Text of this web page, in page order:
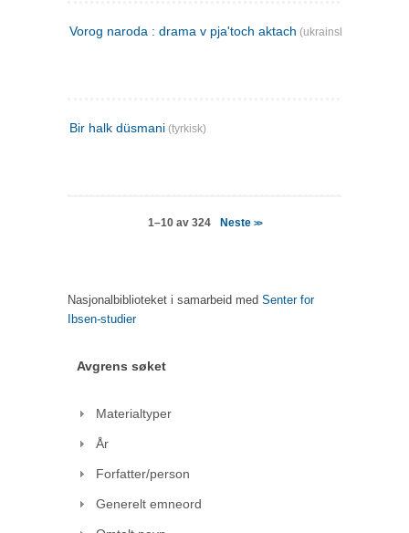
Vorog naroda : drama v pja'toch aktach (ukrainsk)
Bir halk düsmani (tyrkisk)
1–10 av 324 Neste >>
Nasjonalbiblioteket i samarbeid med Senter for
Ibsen-studier
Avgrens søket
Materialtyper
År
Forfatter/person
Generelt emneord